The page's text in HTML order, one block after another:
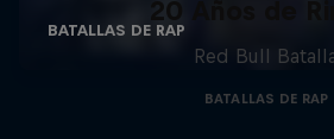
20 Años de
Red Bull
BATALLAS DE RAP